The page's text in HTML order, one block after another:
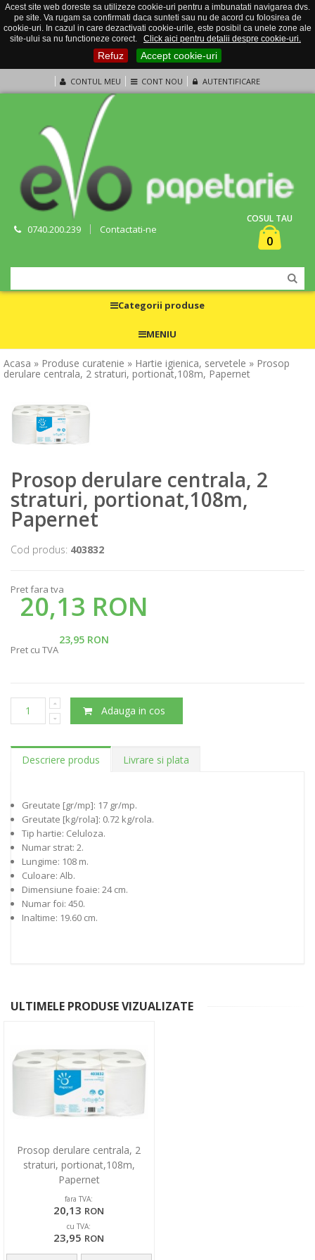
Acest site web doreste sa utilizeze cookie-uri pentru a imbunatati navigarea dvs.
pe site. Va rugam sa confirmati daca sunteti sau nu de acord cu folosirea de
cookie-uri. In cazul in care dezactivati cookie-urile, este posibil ca unele zone ale
site-ului sa nu functioneze corect.
Click aici pentru detalii despre cookie-uri.
Refuz Accept cookie-uri
CONTUL MEU CONT NOU AUTENTIFICARE
0740.200.239 Contactati-ne
COSUL TAU
0
Categorii produse
MENIU
Acasa » Produse curatenie » Hartie igienica, servetele » Prosop
derulare centrala, 2 straturi, portionat,108m, Papernet
Prosop derulare centrala, 2
straturi, portionat,108m,
Papernet
Cod produs: 403832
Pret fara tva
20,13 RON
23,95 RON
Pret cu TVA
Adauga in cos
Descriere produs Livrare si plata
Greutate [gr/mp]: 17 gr/mp.
Greutate [kg/rola]: 0.72 kg/rola.
Tip hartie: Celuloza.
Numar strat: 2.
Lungime: 108 m.
Culoare: Alb.
Dimensiune foaie: 24 cm.
Numar foi: 450.
Inaltime: 19.60 cm.
ULTIMELE PRODUSE VIZUALIZATE
Prosop derulare centrala, 2
straturi, portionat,108m,
Papernet
fara TVA:
20,13 RON
cu TVA:
23,95 RON